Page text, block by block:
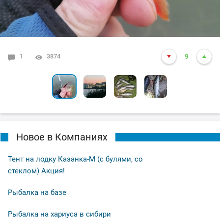
1 3874 9
0 2915 6
0 3598 12
4 6256 20
Новое в Компаниях
Тент на лодку Казанка-М (с булями, со
стеклом) Акция!
Рыбалка на базе
Рыбалка на хариуса в сибири